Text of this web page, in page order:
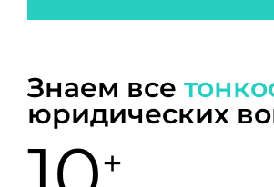
Знаем все
юридических
+